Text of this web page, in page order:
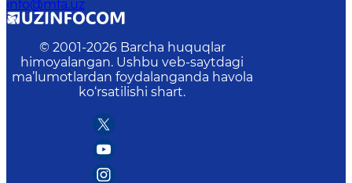
info@mfa.uz
© 2001-2026 Barcha huquqlar
himoyalangan. Ushbu veb-saytdagi
ma’lumotlardan foydalanganda havola
ko‘rsatilishi shart.